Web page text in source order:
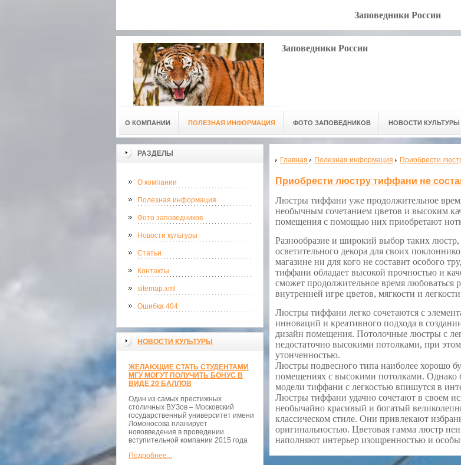
Заповедники России
Заповедники России
О КОМПАНИИ ПОЛЕЗНАЯ ИНФОРМАЦИЯ ФОТО ЗАПОВЕДНИКОВ НОВОСТИ КУЛЬТУРЫ
РАЗДЕЛЫ
О компании
Полезная информация
Фото заповедников
Новости культуры
Статьи
Контакты
sitemap.xml
Ошибка 404
НОВОСТИ КУЛЬТУРЫ
ЖЕЛАЮЩИЕ СТАТЬ СТУДЕНТАМИ
МГУ МОГУТ ПОЛУЧИТЬ БОНУС В
ВИДЕ 20 БАЛЛОВ
Один из самых престижных
столичных ВУЗов – Московский
государственный университет имени
Ломоносова планирует
нововведения в проведении
вступительной компании 2015 года
Подробнее...
Главная Полезная информация Приобрести
Приобрести люстру тиффани не
Люстры тиффани уже продолжительное
необычным сочетанием цветов и высоким
помещения с помощью них приобретают
Разнообразие и широкий выбор таких
осветительного декора для своих
магазине ни для кого не составит особого
тиффани обладает высокой прочностью и
сможет продолжительное время любоваться
внутренней игре цветов, мягкости и
Люстры тиффани легко сочетаются с
инноваций и креативного подхода в
дизайн помещения. Потолочные люстры с
недостаточно высокими потолками, при
утонченностью.
Люстры подвесного типа наиболее хорошо
помещениях с высокими потолками. Однако
модели тиффани с легкостью впишутся в
Люстры тиффани удачно сочетают в своем
необычайно красивый и богатый
классическом стиле. Они привлекают
оригинальностью. Цветовая гамма люстр
наполняют интерьер изощренностью и